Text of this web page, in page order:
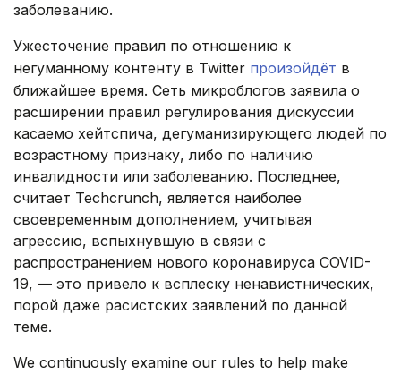
заболеванию.
Ужесточение правил по отношению к
негуманному контенту в Twitter произойдёт в
ближайшее время. Сеть микроблогов заявила о
расширении правил регулирования дискуссии
касаемо хейтспича, дегуманизирующего людей по
возрастному признаку, либо по наличию
инвалидности или заболеванию. Последнее,
считает Techcrunch, является наиболее
своевременным дополнением, учитывая
агрессию, вспыхнувшую в связи с
распространением нового коронавируса COVID-
19, — это привело к всплеску ненавистнических,
порой даже расистских заявлений по данной
теме.
We continuously examine our rules to help make